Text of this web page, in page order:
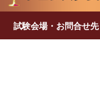
試験会場・お問合せ先